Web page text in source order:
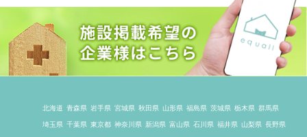
北海道 青森県 岩手県 宮城県 秋田県 山形県 福島県 茨城県 栃木県 群馬県
埼玉県 千葉県 東京都 神奈川県 新潟県 富山県 石川県 福井県 山梨県 長野県